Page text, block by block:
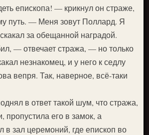
епископа! — крикнул он страже,
путь. — Меня зовут Поллард. Я
за обещанной наградой.
— отвечает стража, — но только
незнакомец, и у него к седлу
вепря. Так, наверное, всё-таки
в ответ такой шум, что стража,
пропустила его в замок, а
зал церемоний, где епископ во